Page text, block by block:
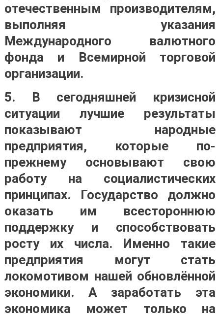
отечественным производителям,
выполняя указания
Международного валютного
фонда и Всемирной торговой
организации.
5. В сегодняшней кризисной
ситуации лучшие результаты
показывают народные
предприятия, которые по-
прежнему основывают свою
работу на социалистических
принципах. Государство должно
оказать им всестороннюю
поддержку и способствовать
росту их числа. Именно такие
предприятия могут стать
локомотивом нашей обновлённой
экономики. А заработать эта
экономика может только на